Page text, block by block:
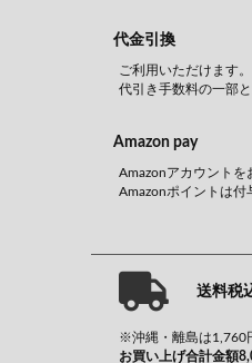
代金引換
ご利用いただけます。
代引き手数料の一部
Amazon pay
Amazonアカウントを
Amazonポイントは付
送料税
※沖縄・離島は1,760
お買い上げ合計金額